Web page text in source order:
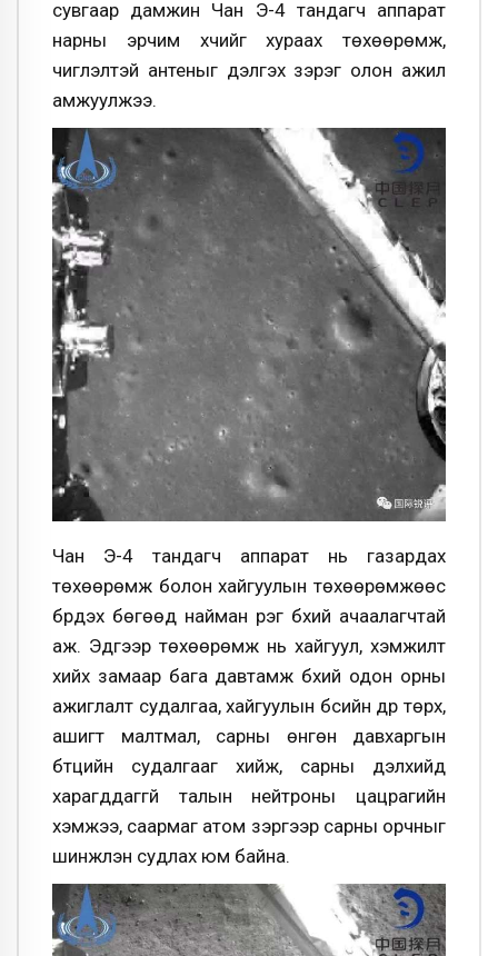
сувгаар дамжин Чан Э-4 тандагч аппарат
нарны эрчим хүчийг хураах төхөөрөмж,
чиглэлтэй антеныг дэлгэх зэрэг олон ажил
амжуулжээ.
Чан Э-4 тандагч аппарат нь газардах
төхөөрөмж болон хайгуулын төхөөрөмжөөс
бүрдэх бөгөөд найман үүрэг бүхий ачаалагчтай
аж. Эдгээр төхөөрөмж нь хайгуул, хэмжилт
хийх замаар бага давтамж бүхий одон орны
ажиглалт судалгаа, хайгуулын бүсийн дүр төрх,
ашигт малтмал, сарны өнгөн давхаргын
бүтцийн судалгааг хийж, сарны дэлхийд
харагддаггүй талын нейтроны цацрагийн
хэмжээ, саармаг атом зэргээр сарны орчныг
шинжлэн судлах юм байна.